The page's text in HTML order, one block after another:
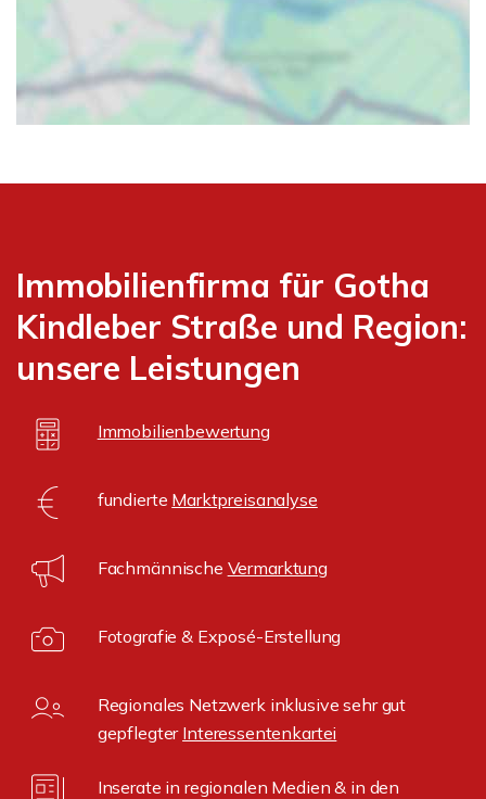
Immobilienfirma für Gotha
Kindleber Straße und Region:
unsere Leistungen
Immobilienbewertung
fundierte Marktpreisanalyse
Fachmännische Vermarktung
Fotografie & Exposé-Erstellung
Regionales Netzwerk inklusive sehr gut
gepflegter Interessentenkartei
Inserate in regionalen Medien & in den